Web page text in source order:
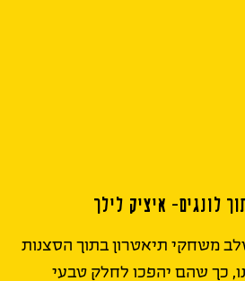
לונגים- איציק לילך
משחקי תיאטרון בתוך הסצנות
כך שהם יהפכו לחלק טבעי